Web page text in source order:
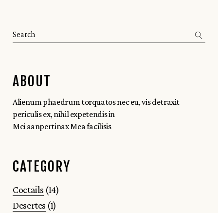
ABOUT
Alienum phaedrum torquatos nec eu, vis detraxit
periculis ex, nihil expetendis in
Mei aanpertinax Mea facilisis
CATEGORY
Coctails (14)
Desertes (1)